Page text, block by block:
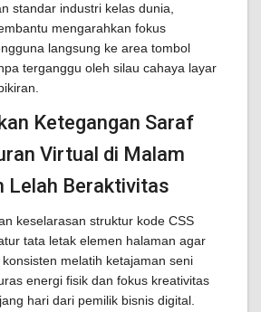
standar industri kelas dunia,
mengarahkan fokus
langsung ke area tombol
terganggu oleh silau cahaya layar
Ketegangan Saraf
Virtual di Malam
Lelah Beraktivitas
keselarasan struktur kode CSS
tata letak elemen halaman agar
melatih ketajaman seni
energi fisik dan fokus kreativitas
hari dari pemilik bisnis digital.